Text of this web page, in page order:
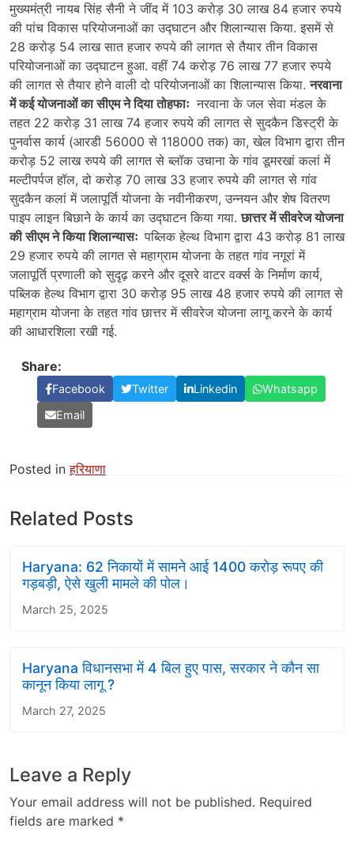
मुख्यमंत्री नायब सिंह सैनी ने जींद में 103 करोड़ 30 लाख 84 हजार रुपये
की पांच विकास परियोजनाओं का उद्घाटन और शिलान्यास किया. इसमें से
28 करोड़ 54 लाख सात हजार रुपये की लागत से तैयार तीन विकास
परियोजनाओं का उद्घाटन हुआ. वहीं 74 करोड़ 76 लाख 77 हजार रुपये
की लागत से तैयार होने वाली दो परियोजनाओं का शिलान्यास किया.नरवाना
में कई योजनाओं का सीएम ने दिया तोहफाः नरवाना के जल सेवा मंडल के
तहत 22 करोड़ 31 लाख 74 हजार रुपये की लागत से सुदकैन डिस्ट्री के
पुनर्वास कार्य (आरडी 56000 से 118000 तक) का, खेल विभाग द्वारा तीन
करोड़ 52 लाख रुपये की लागत से ब्लॉक उचाना के गांव डूमरखां कलां में
मल्टीपर्पज हॉल, दो करोड़ 70 लाख 33 हजार रुपये की लागत से गांव
सुदकैन कलां में जलापूर्ति योजना के नवीनीकरण, उन्नयन और शेष वितरण
पाइप लाइन बिछाने के कार्य का उद्घाटन किया गया.छात्तर में सीवरेज योजना
की सीएम ने किया शिलान्यासःपब्लिक हेल्थ विभाग द्वारा 43 करोड़ 81 लाख
29 हजार रुपये की लागत से महाग्राम योजना के तहत गांव नगूरां में
जलापूर्ति प्रणाली को सुदृढ़ करने और दूसरे वाटर वर्क्स के निर्माण कार्य,
पब्लिक हेल्थ विभाग द्वारा 30 करोड़ 95 लाख 48 हजार रुपये की लागत से
महाग्राम योजना के तहत गांव छात्तर में सीवरेज योजना लागू करने के कार्य
की आधारशिला रखी गई.
Share:
Facebook Twitter Linkedin
Whatsapp
Email
Posted inहरियाणा
Related Posts
Haryana: 62 निकायों में सामने आई 1400 करोड़ रूपए की
गड़बड़ी, ऐसे खुली मामले की पोल।
March 25, 2025
Haryana विधानसभा में 4 बिल हुए पास, सरकार ने कौन सा
कानून किया लागू ?
March 27, 2025
Leave a Reply
Your email address will not be published. Required
fields are marked *